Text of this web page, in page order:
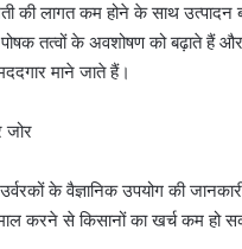
की लागत कम होने के साथ उत्पादन
तत्वों के अवशोषण को बढ़ाते हैं और
माने जाते हैं।
जोर
के वैज्ञानिक उपयोग की
करने से किसानों का खर्च कम हो